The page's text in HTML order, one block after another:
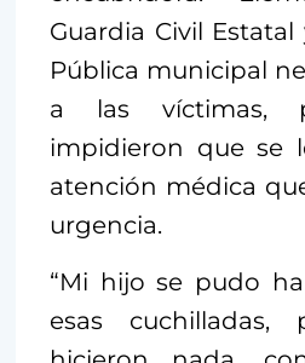
Guardia Civil
Pública municipal
a las víctimas,
impidieron que se
atención médica
urgencia.
“Mi hijo se pudo
esas